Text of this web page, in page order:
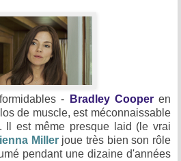
- Bradley Cooperen
de muscle, est méconnaissable
Il est même presque laid (le vrai
Millerjoue très bien son rôle
pendant une dizaine d'années